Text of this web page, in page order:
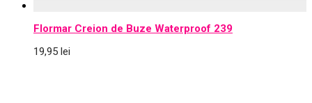
Flormar Creion de Buze Waterproof 239
19,95 lei